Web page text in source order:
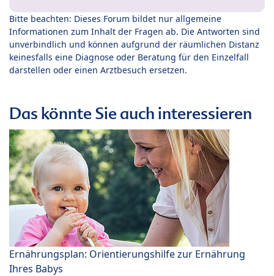
Bitte beachten: Dieses Forum bildet nur allgemeine
Informationen zum Inhalt der Fragen ab. Die Antworten sind
unverbindlich und können aufgrund der räumlichen Distanz
keinesfalls eine Diagnose oder Beratung für den Einzelfall
darstellen oder einen Arztbesuch ersetzen.
Das könnte Sie auch interessieren
Ernährungsplan: Orientierungshilfe zur Ernährung
Ihres Babys